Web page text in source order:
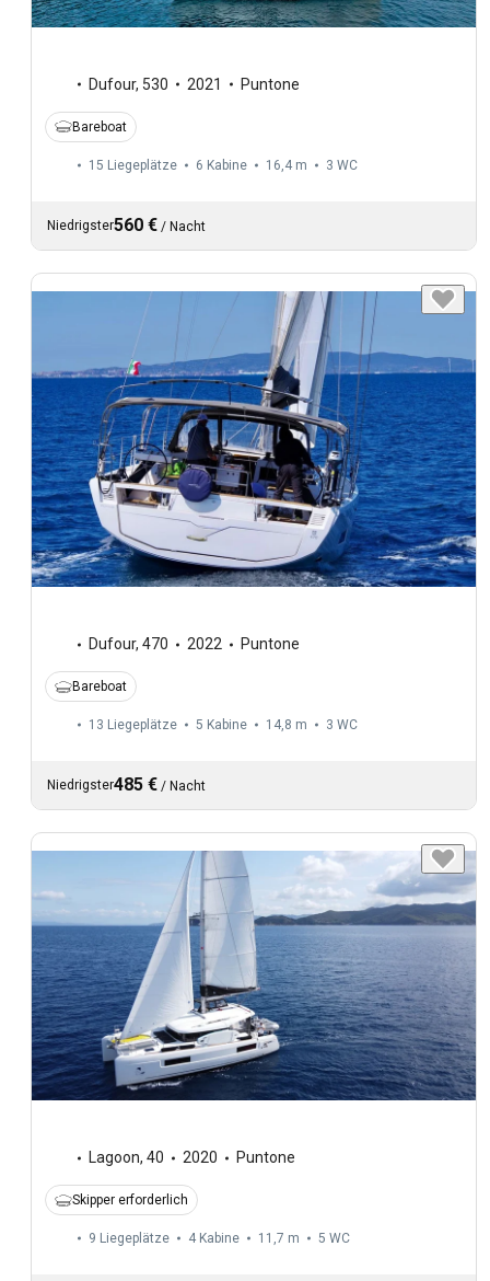
Dufour, 530 2021 Puntone
Bareboat
15 Liegeplätze 6 Kabine 16,4 m 3 WC
Niedrigster560 € / Nacht
Dufour, 470 2022 Puntone
Bareboat
13 Liegeplätze 5 Kabine 14,8 m 3 WC
Niedrigster485 € / Nacht
Lagoon, 40 2020 Puntone
Skipper erforderlich
9 Liegeplätze 4 Kabine 11,7 m 5 WC